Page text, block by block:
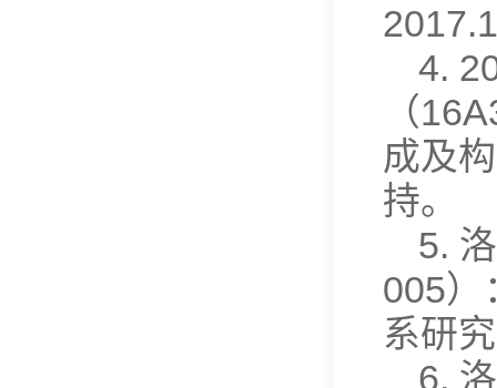
4.
（
成及
持。
5.
005）
系研
6.